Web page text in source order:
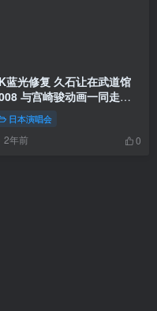
蓝光修复 久石让在武道馆
与宫崎骏动画一同走过
的25年 久石譲 in 武道館 ~宮
アニメと共に歩んだ25年間
MKV 40.1GB]
日本演唱会
2年前 0